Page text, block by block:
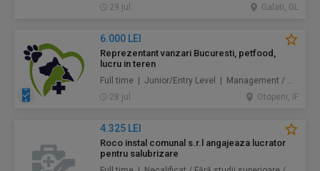
29 jul.
Galati, GL
6.000 LEI
Reprezentant vanzari Bucuresti, petfood,
lucru in teren
Full time | Junior/Entry Level | Management / Vânzări
28 jul.
Otopeni, IF
4.325 LEI
Roco instal comunal s.r.l angajeaza lucrator
pentru salubrizare